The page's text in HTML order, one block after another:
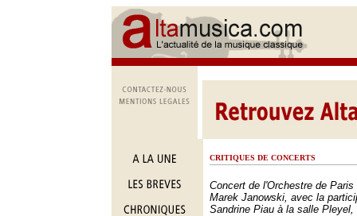
CRITIQUES DE CONCERTS
Concert de l'Orchestre de
Marek Janowski, avec la
Sandrine Piau à la salle Pleyel,